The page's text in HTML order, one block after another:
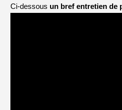
Ci-dessous un bref entretien de